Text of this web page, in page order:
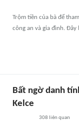
Trộm tiền của bà để
công an và gia đình.
Bất ngờ danh
Kelce
308 liên quan